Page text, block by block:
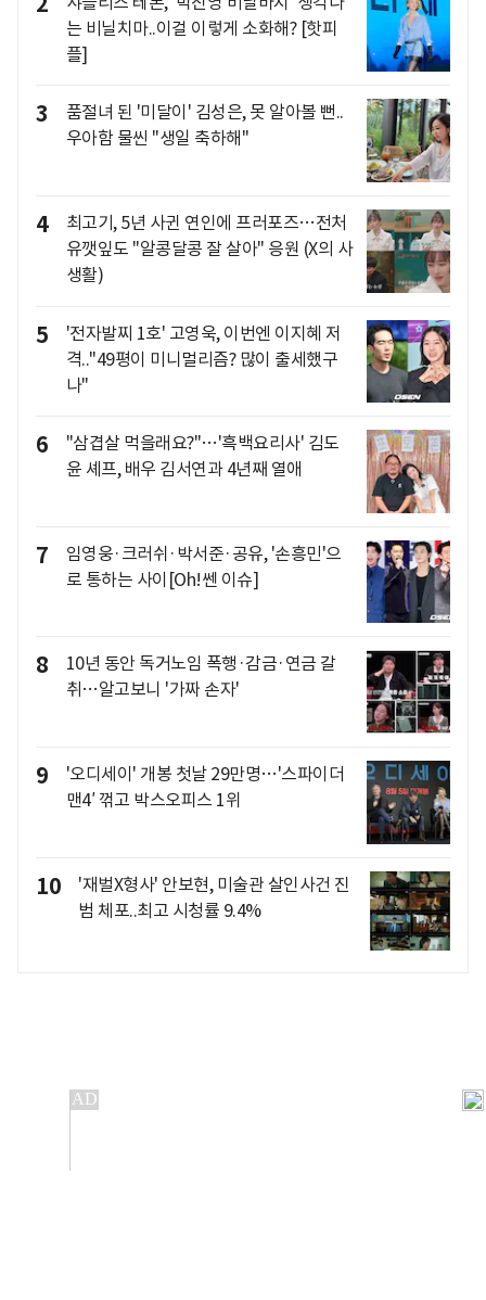
는 비닐치마..이걸 이렇게 소화해? [핫피
플]
3
품절녀 된 '미달이' 김성은, 못 알아볼 뻔..
우아함 물씬 "생일 축하해"
4
최고기, 5년 사귄 연인에 프러포즈…전처
유깻잎도 "알콩달콩 잘 살아" 응원 (X의 사
생활)
5
'전자발찌 1호' 고영욱, 이번엔 이지혜 저
격.."49평이 미니멀리즘? 많이 출세했구
나"
6
"삼겹살 먹을래요?"…'흑백요리사' 김도
윤 셰프, 배우 김서연과 4년째 열애
7
임영웅·크러쉬·박서준·공유, '손흥민'으
로 통하는 사이[Oh!쎈 이슈]
8
10년 동안 독거노임 폭행·감금·연금 갈
취…알고보니 '가짜 손자'
9
'오디세이' 개봉 첫날 29만명…'스파이더
맨4′ 꺾고 박스오피스 1위
10
'재벌X형사' 안보현, 미술관 살인사건 진
범 체포..최고 시청률 9.4%